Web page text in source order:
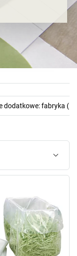
home office,
do wybrania
kredytowe
korzystając z
łączników
SECURIO
upływie 1
do
Państwo
dodatkowe: fabryka (1)